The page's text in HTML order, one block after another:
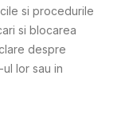
si procedurile
si blocarea
despre
lor sau in